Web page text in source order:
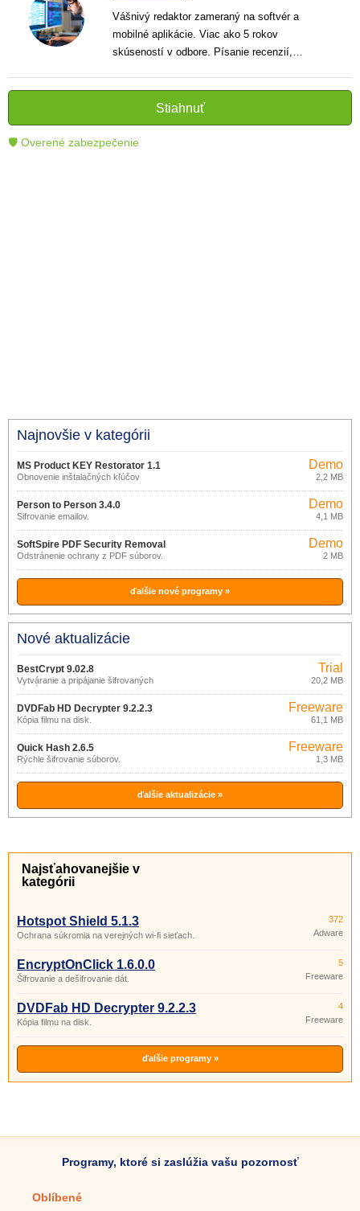
Vášnivý redaktor zameraný na softvér a
mobilné aplikácie. Viac ako 5 rokov
skúseností v odbore. Písanie recenzií,
informatívnych textov, ktoré pomáhajú
čitateľom lepšie porozumieť a využiť moderné
technológie.
Stiahnuť
🛡 Overené zabezpečenie
Najnovšie v kategórii
MS Product KEY Restorator 1.1
Demo
Obnovenie inštalačných kľúčov
Demo
2,2 MB
Person to Person 3.4.0
Šifrovanie emailov.
Demo
4,1 MB
SoftSpire PDF Security Removal
2.0
Odstránenie ochrany z PDF súborov.
Demo
2 MB
ďalšie nové programy »
Nové aktualizácie
BestCrypt 9.02.8
Vytváranie a pripájanie šifrovaných
virtuálnych diskov.
Trial
20,2 MB
DVDFab HD Decrypter 9.2.2.3
Kópia filmu na disk.
Freeware
61,1 MB
Quick Hash 2.6.5
Rýchle šifrovanie súborov.
Freeware
1,3 MB
ďalšie aktualizácie »
Najsťahovanejšie v
kategórii
Hotspot Shield 5.1.3
Ochrana súkromia na verejných wi-fi sieťach.
372
Adware
EncryptOnClick 1.6.0.0
Šifrovanie a dešifrovanie dát.
5
Freeware
DVDFab HD Decrypter 9.2.2.3
Kópia filmu na disk.
4
Freeware
ďalšie programy »
Programy, ktoré si zaslúžia vašu pozornosť
Oblíbené